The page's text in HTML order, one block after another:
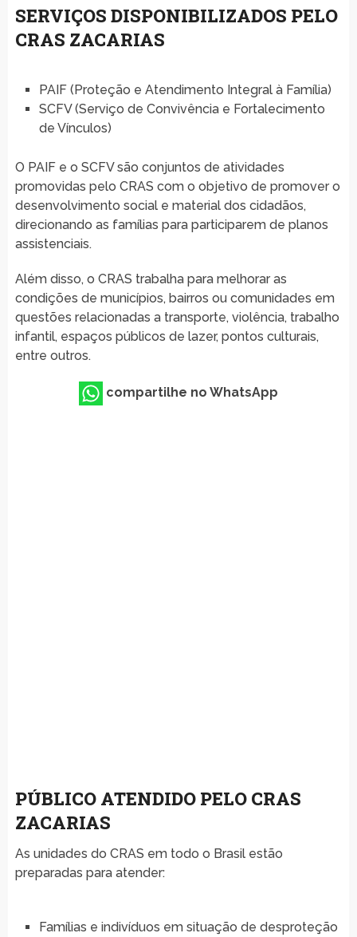
SERVIÇOS DISPONIBILIZADOS PELO
CRAS ZACARIAS
PAIF (Proteção e Atendimento Integral à Família)
SCFV (Serviço de Convivência e Fortalecimento
de Vínculos)
O PAIF e o SCFV são conjuntos de atividades
promovidas pelo CRAS com o objetivo de promover o
desenvolvimento social e material dos cidadãos,
direcionando as famílias para participarem de planos
assistenciais.
Além disso, o CRAS trabalha para melhorar as
condições de municípios, bairros ou comunidades em
questões relacionadas a transporte, violência, trabalho
infantil, espaços públicos de lazer, pontos culturais,
entre outros.
compartilhe no WhatsApp
PÚBLICO ATENDIDO PELO CRAS
ZACARIAS
As unidades do CRAS em todo o Brasil estão
preparadas para atender:
Famílias e indivíduos em situação de desproteção